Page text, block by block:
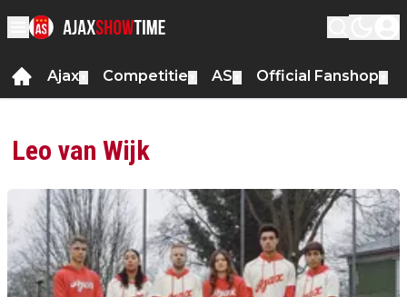
Ajax Competitie AS Official Fanshop
Leo van Wijk